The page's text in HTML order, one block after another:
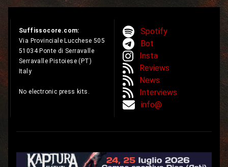
Suffissocore.com:
Via Provinciale Lucchese 505
51034 Ponte di Serravalle
Serravalle Pistoiese (PT)
Italy
No electronic press kits.
Spotify
Bot
Insta
Reviews
News
Interviews
info@